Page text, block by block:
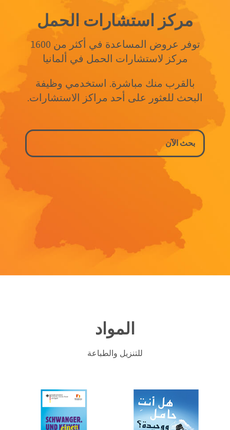
مركز استشارات الحمل
توفر عروض المساعدة في أكثر من 1600
مركز لاستشارات الحمل في ألمانيا
بالقرب منك مباشرة. استخدمي وظيفة
البحث للعثور على أحد مراكز الاستشارات.
المواد
للتنزيل والطباعة